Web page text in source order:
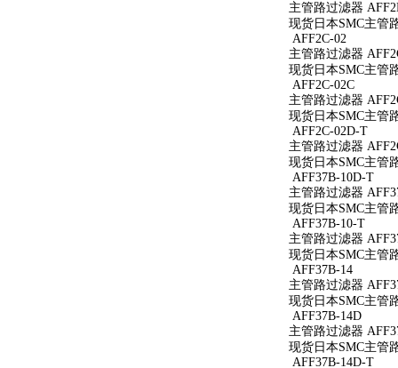
主管路过滤器
现货日本SMC主管
AFF2C-02
主管路过滤器
现货日本SMC主管
AFF2C-02C
主管路过滤器
现货日本SMC主管
AFF2C-02D-T
主管路过滤器
现货日本SMC主管
AFF37B-10D-T
主管路过滤器
现货日本SMC主管
AFF37B-10-T
主管路过滤器
现货日本SMC主管
AFF37B-14
主管路过滤器
现货日本SMC主管
AFF37B-14D
主管路过滤器
现货日本SMC主管
AFF37B-14D-T